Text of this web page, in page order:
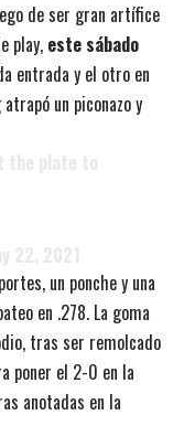
de ser gran artífice
play, este sábado
entrada y el otro en
un piconazo y
un ponche y una
en .278. La goma
tras ser remolcado
poner el 2-0 en la
anotadas en la